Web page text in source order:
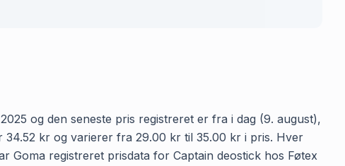
og den seneste pris registreret er fra i dag (9. august),
kr og varierer fra 29.00 kr til 35.00 kr i pris. Hver
Goma registreret prisdata for Captain deostick hos Føtex